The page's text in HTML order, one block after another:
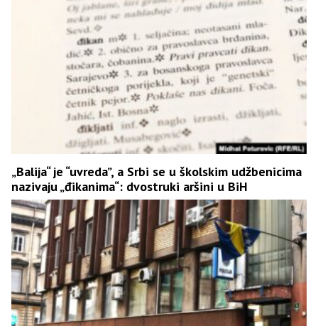
„Balija“ je “uvreda”, a Srbi se u školskim udžbenicima
nazivaju „đikanima“: dvostruki aršini u BiH